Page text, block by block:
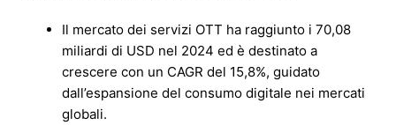
Il mercato dei servizi OTT ha raggiunto i 70,08
miliardi di USD nel 2024 ed è destinato a
crescere con un CAGR del 15,8%, guidato
dall’espansione del consumo digitale nei mercati
globali.